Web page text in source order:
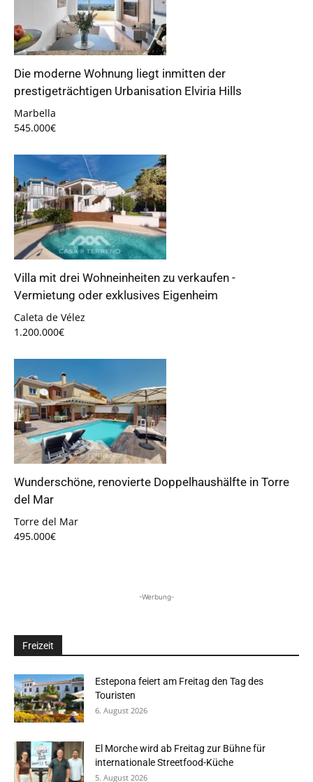
Die moderne Wohnung liegt inmitten der
prestigeträchtigen Urbanisation Elviria Hills
Marbella
545.000€
Villa mit drei Wohneinheiten zu verkaufen -
Vermietung oder exklusives Eigenheim
Caleta de Vélez
1.200.000€
Wunderschöne, renovierte Doppelhaushälfte in Torre
del Mar
Torre del Mar
495.000€
-Werbung-
Freizeit
Estepona feiert am Freitag den Tag des
Touristen
6. August 2026
El Morche wird ab Freitag zur Bühne für
internationale Streetfood-Küche
5. August 2026